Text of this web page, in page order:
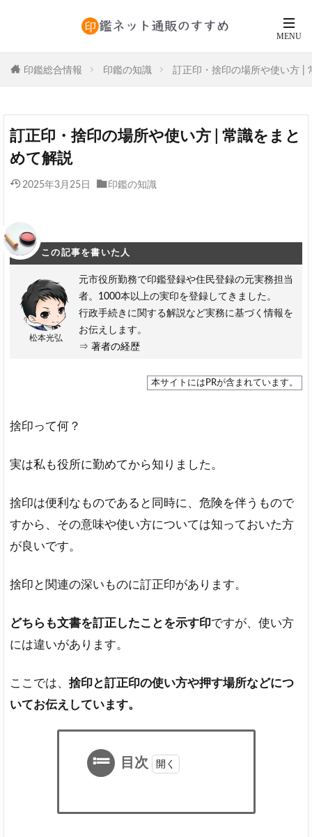
印鑑総合情報 印鑑の知識 訂正印・捨印の場所や使い方 |
訂正印・捨印の場所や使い方 | 常識をまと
めて解説
2025年3月25日 印鑑の知識
この記事を書いた人
松本光弘
元市役所勤務で印鑑登録や住民登録の元実務担当
者。1000本以上の実印を登録してきました。
行政手続きに関する解説など実務に基づく情報を
お伝えします。
⇒ 著者の経歴
本サイトにはPRが含まれています。
捨印って何？
実は私も役所に勤めてから知りました。
捨印は便利なものであると同時に、危険を伴うもので
すから、その意味や使い方については知っておいた方
が良いです。
捨印と関連の深いものに訂正印があります。
どちらも文書を訂正したことを示す印ですが、使い方
には違いがあります。
ここでは、 捨印と訂正印の使い方や押す場所などにつ
いてお伝えしています。
目次